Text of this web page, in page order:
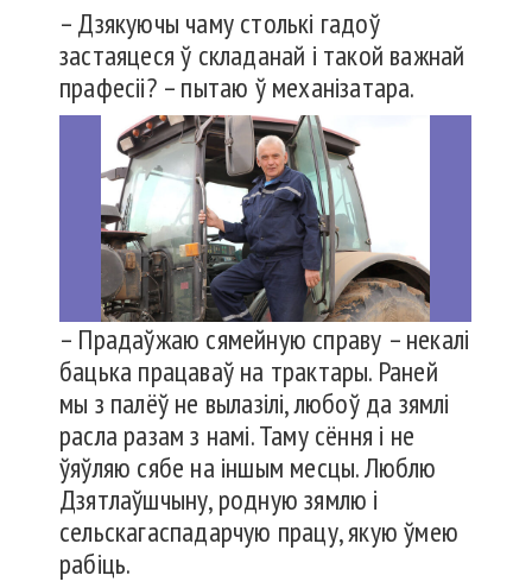
– Дзякуючы чаму столькі гадоў
застаяцеся ў складанай і такой важнай
прафесіі? – пытаю ў механізатара.
– Прадаўжаю сямейную справу – некалі
бацька працаваў на трактары. Раней
мы з палёў не вылазілі, любоў да зямлі
расла разам з намі. Таму сёння і не
ўяўляю сябе на іншым месцы. Люблю
Дзятлаўшчыну, родную зямлю і
сельскагаспадарчую працу, якую ўмею
рабіць.